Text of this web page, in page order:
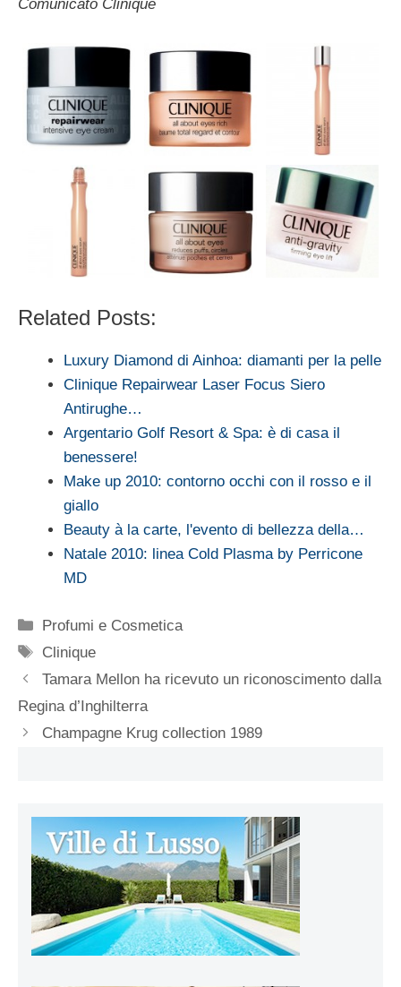
Comunicato Clinique
Related Posts:
Luxury Diamond di Ainhoa: diamanti per la pelle
Clinique Repairwear Laser Focus Siero
Antirughe…
Argentario Golf Resort & Spa: è di casa il
benessere!
Make up 2010: contorno occhi con il rosso e il
giallo
Beauty à la carte, l'evento di bellezza della…
Natale 2010: linea Cold Plasma by Perricone
MD
Categorie
Profumi e Cosmetica
Tag
Clinique
Tamara Mellon ha ricevuto un riconoscimento dalla
Regina d’Inghilterra
Champagne Krug collection 1989